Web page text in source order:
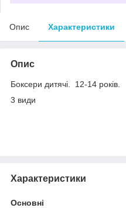
Опис Характеристики
Опис
Боксери дитячі. 12-14 років.
3 види
Характеристики
Основні